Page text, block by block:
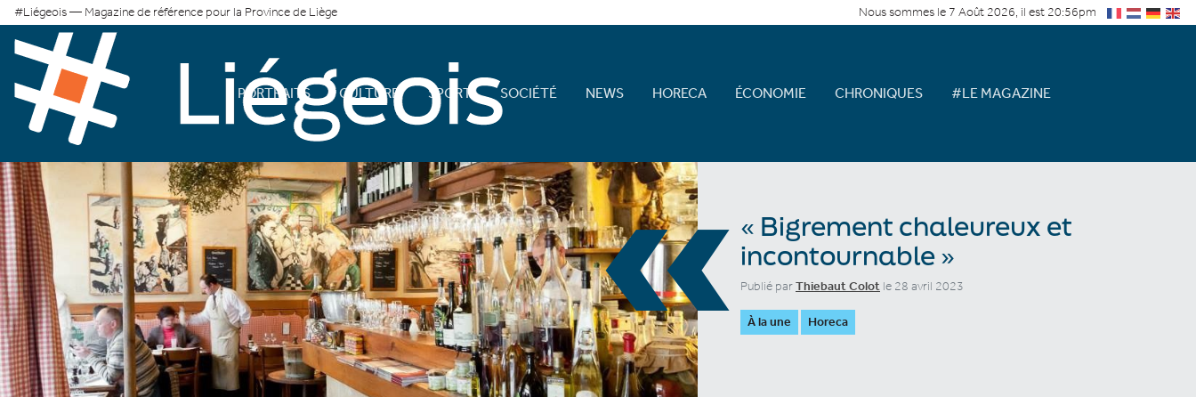
#Liégeois — Magazine de référence pour la Province de Liège Nous sommes le 7 Août 2026, il est 20:56pm
PORTRAITS CULTURE SPORT SOCIÉTÉ NEWS HORECA ÉCONOMIE CHRONIQUES #LE MAGAZINE
«« Bigrement chaleureux et
incontournable »
Publié parThiebaut Colot le 28 avril 2023
À la une Horeca